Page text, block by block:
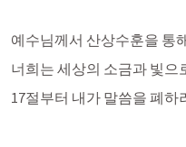
예수님께서 산상수훈을 통
너희는 세상의 소금과 빛으
17절부터 내가 말씀을 폐하